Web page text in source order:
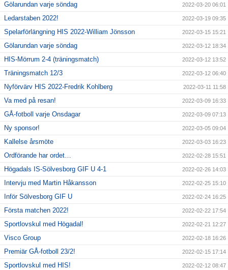
Gölarundan varje söndag 2022-03-20 06:01
Ledarstaben 2022! 2022-03-19 09:35
Spelarförlängning HIS 2022-William Jönsson 2022-03-15 15:21
Gölarundan varje söndag 2022-03-12 18:34
HIS-Mörrum 2-4 (träningsmatch) 2022-03-12 13:52
Träningsmatch 12/3 2022-03-12 06:40
Nyförvärv HIS 2022-Fredrik Kohlberg 2022-03-11 11:58
Va med på resan! 2022-03-09 16:33
GÅ-fotboll varje Onsdagar 2022-03-09 07:13
Ny sponsor! 2022-03-05 09:04
Kallelse årsmöte 2022-03-03 16:23
Ordförande har ordet… 2022-02-28 15:51
Högadals IS-Sölvesborg GIF U 4-1 2022-02-26 14:03
Intervju med Martin Håkansson 2022-02-25 15:10
Inför Sölvesborg GIF U 2022-02-24 16:25
Första matchen 2022! 2022-02-22 17:54
Sportlovskul med Högadal! 2022-02-21 12:27
Visco Group 2022-02-18 16:26
Premiär GÅ-fotboll 23/2! 2022-02-15 17:14
Sportlovskul med HIS! 2022-02-12 08:47